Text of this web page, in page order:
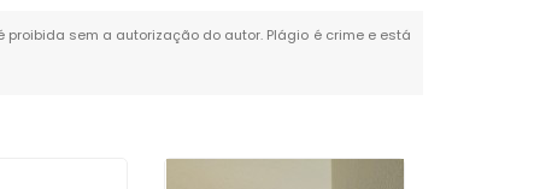
sem a autorização do autor. Plágio é crime e está